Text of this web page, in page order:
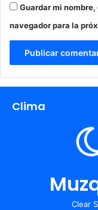
o Guardar mi
navegador para la
Clima
Clear